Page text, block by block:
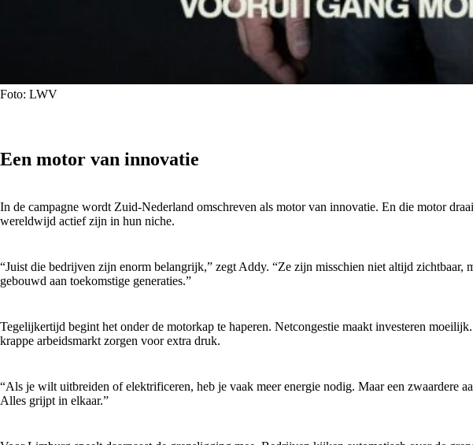
Foto: LWV
Een motor van innovatie
In de campagne wordt Zuid-Nederland omschreven als motor van innovatie. En die motor
wereldwijd actief zijn in hun niche.
“Juist die bedrijven zijn enorm belangrijk,” zegt Addy. “Ze zijn misschien niet altijd
gebouwd aan toekomstige generaties.”
Tegelijkertijd begint het onder de motorkap te haperen. Netcongestie maakt investeren
krappe arbeidsmarkt zorgen voor extra druk.
“Als je wilt uitbreiden of elektrificeren, heb je vaak meer energie nodig. Maar een zwaardere
Alles grijpt in elkaar.”